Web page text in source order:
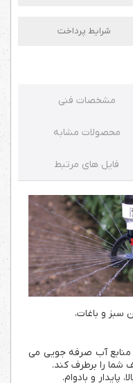
شرایط پرداخت
مشخصات فنی
محصولات مشابه
فایل های مرتبط
سبز و باغات،
منابع آب صرفه جویی می
شما را برطرف کند.